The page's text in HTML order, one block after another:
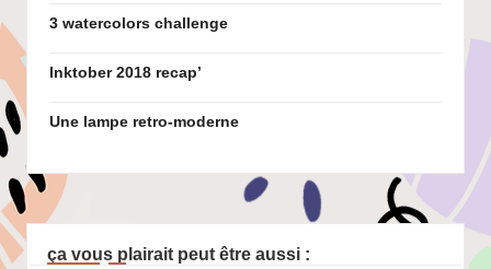
3 watercolors challenge
Inktober 2018 recap’
Une lampe retro-moderne
ça vous plairait peut être aussi :